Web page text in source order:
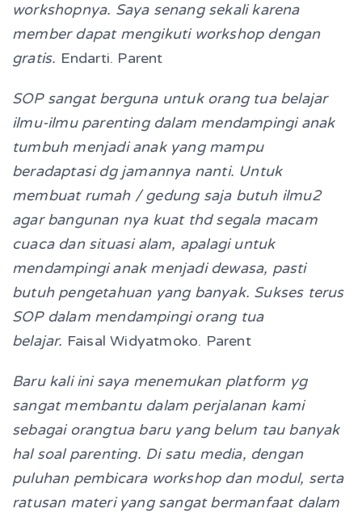
workshopnya. Saya senang sekali karena
member dapat mengikuti workshop dengan
gratis. Endarti. Parent
SOP sangat berguna untuk orang tua belajar
ilmu-ilmu parenting dalam mendampingi anak
tumbuh menjadi anak yang mampu
beradaptasi dg jamannya nanti. Untuk
membuat rumah / gedung saja butuh ilmu2
agar bangunan nya kuat thd segala macam
cuaca dan situasi alam, apalagi untuk
mendampingi anak menjadi dewasa, pasti
butuh pengetahuan yang banyak. Sukses terus
SOP dalam mendampingi orang tua
belajar. Faisal Widyatmoko. Parent
Baru kali ini saya menemukan platform yg
sangat membantu dalam perjalanan kami
sebagai orangtua baru yang belum tau banyak
hal soal parenting. Di satu media, dengan
puluhan pembicara workshop dan modul, serta
ratusan materi yang sangat bermanfaat dalam